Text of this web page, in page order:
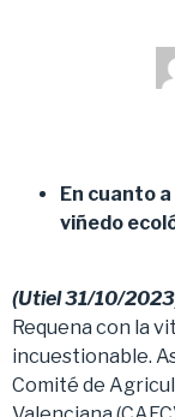
En cuanto
viñedo
(Utiel 31/10/
Requena con la
incuestionable.
Comité de